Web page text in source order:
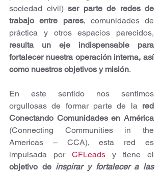
sociedad civil) ser parte de redes de
trabajo entre pares, comunidades de
práctica y otros espacios parecidos,
resulta un eje indispensable para
fortalecer nuestra operación interna, así
como nuestros objetivos y misión.
En este sentido nos sentimos
orgullosas de formar parte de la red
Conectando Comunidades en América
(Connecting Communities in the
Americas – CCA), esta red es
impulsada por CFLeads
objetivo de inspirar y fortalecer a las